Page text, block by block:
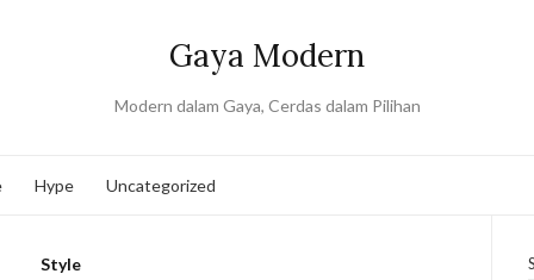
Gaya Modern
Modern dalam Gaya, Cerdas dalam Pilihan
Hype Uncategorized
Style